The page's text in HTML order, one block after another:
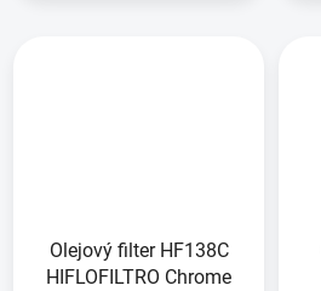
Olejový filter HF138C
HIFLOFILTRO Chrome